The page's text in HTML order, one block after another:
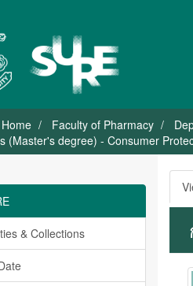
Faculty of Pharmacy
(Master's degree) - Consumer
& Collections